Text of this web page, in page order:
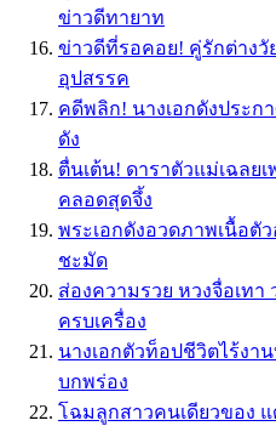
ข่าวดีทายาท
ข่าวดีที่รอคอย! คู่รักต่างวั
อุปสรรค
คดีพลิก! นางเอกดังประก
ดัง
ตื่นเต้น! ดาราตัวแม่เฉล
คลอดสุดจึ้ง
พระเอกดังอวดภาพเนื้อตั
ชะมัด
ส่องความรวย หวงจื่อเทา
ครบเครื่อง
นางเอกตัวท็อปชีวิตไร้งา
บกพร่อง
โฉมลูกสาวคนเดียวของ แ